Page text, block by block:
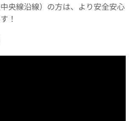
央線沿線）の方は、より安全安心
！